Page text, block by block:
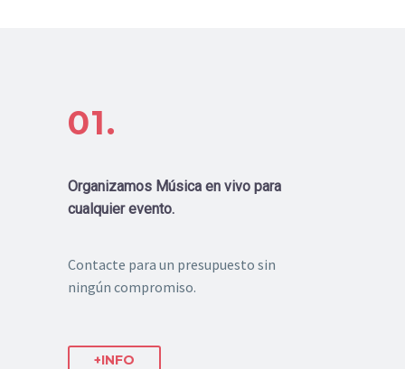
01.
Organizamos Música en vivo para
cualquier evento.
Contacte para un presupuesto sin
ningún compromiso.
+INFO